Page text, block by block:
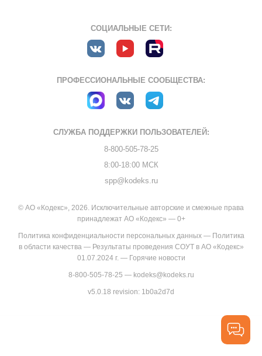
СОЦИАЛЬНЫЕ СЕТИ:
ПРОФЕССИОНАЛЬНЫЕ СООБЩЕСТВА:
СЛУЖБА ПОДДЕРЖКИ ПОЛЬЗОВАТЕЛЕЙ:
8-800-505-78-25
8:00-18:00 МСК
spp@kodeks.ru
© АО «Кодекс», 2026. Исключительные авторские и смежные права
принадлежат АО «Кодекс» — 0+
Политика конфиденциальности персональных данных— Политика
в области качества— Результаты проведения СОУТ в АО «Кодекс»
01.07.2024 г.— Горячие новости
8-800-505-78-25 — kodeks@kodeks.ru
v5.0.18 revision: 1b0a2d7d